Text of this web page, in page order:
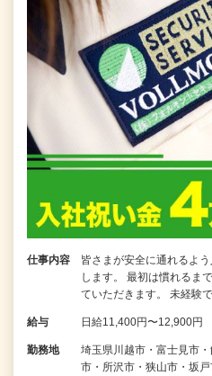
仕事内容
皆さまが安全に通れるよ
します。 最初は慣れるま
ていただきます。 未経験
給与 日給11,400円〜12,900円
勤務地
埼玉県川越市・富士見市
市・所沢市・狭山市・坂